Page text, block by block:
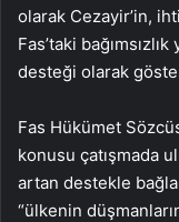
olarak Cezayir’in,
Fas’taki
desteği olarak
Fas Hükümet
konusu çatışmada
artan destekle
“ülkenin